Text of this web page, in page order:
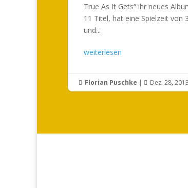
True As It Gets“ ihr neues
11 Titel, hat eine Spielzeit von
und...
weiterlesen
 Florian Puschke |  Dez. 28, 2013